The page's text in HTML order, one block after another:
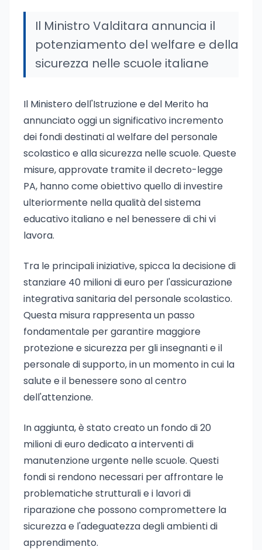
Il Ministro Valditara annuncia il
potenziamento del welfare e della
sicurezza nelle scuole italiane
Il Ministero dell'Istruzione e del Merito ha
annunciato oggi un significativo incremento
dei fondi destinati al welfare del personale
scolastico e alla sicurezza nelle scuole. Queste
misure, approvate tramite il decreto-legge
PA, hanno come obiettivo quello di investire
ulteriormente nella qualità del sistema
educativo italiano e nel benessere di chi vi
lavora.
Tra le principali iniziative, spicca la decisione di
stanziare 40 milioni di euro per l'assicurazione
integrativa sanitaria del personale scolastico.
Questa misura rappresenta un passo
fondamentale per garantire maggiore
protezione e sicurezza per gli insegnanti e il
personale di supporto, in un momento in cui la
salute e il benessere sono al centro
dell'attenzione.
In aggiunta, è stato creato un fondo di 20
milioni di euro dedicato a interventi di
manutenzione urgente nelle scuole. Questi
fondi si rendono necessari per affrontare le
problematiche strutturali e i lavori di
riparazione che possono compromettere la
sicurezza e l'adeguatezza degli ambienti di
apprendimento.